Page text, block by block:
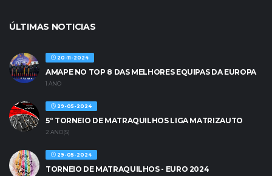
ÚLTIMAS NOTICIAS
20-11-2024
AMAPE NO TOP 8 DAS MELHORES EQUIPAS DA EUROPA
1 ANO
29-05-2024
5º TORNEIO DE MATRAQUILHOS LIGA MATRIZAUTO
2 ANO(S)
29-05-2024
TORNEIO DE MATRAQUILHOS - EURO 2024